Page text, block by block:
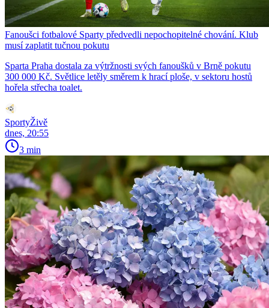
Fanoušci fotbalové Sparty předvedli nepochopitelné chování. Klub
musí zaplatit tučnou pokutu
Sparta Praha dostala za výtržnosti svých fanoušků v Brně pokutu
300 000 Kč. Světlice letěly směrem k hrací ploše, v sektoru hostů
hořela střecha toalet.
SportyŽivě
dnes, 20:55
3 min